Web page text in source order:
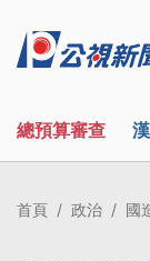
總預算審查
首頁 政治 國